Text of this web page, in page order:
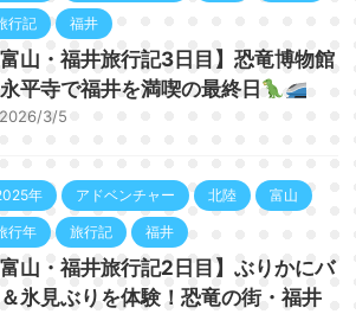
行記 福井
富山・福井旅行記3日目】恐竜博物館
平寺で福井を満喫の最終日
2026/3/5
年 アドベンチャー 北陸 富山
行年 旅行記 福井
富山・福井旅行記2日目】ぶりかにバ
氷見ぶりを体験！恐竜の街・福井